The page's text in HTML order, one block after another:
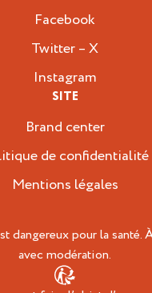
Facebook
Twitter – X
Instagram
SITE
Brand center
de confidentialité
Mentions légales
dangereux pour la santé.
avec modération.